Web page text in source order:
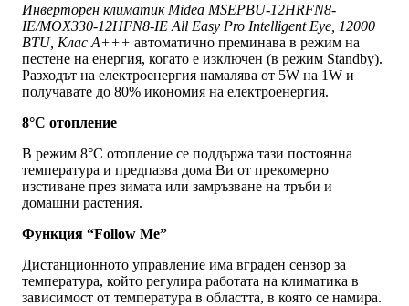
Инверторен климатик Midea MSEPBU-12HRFN8-
IE/MOX330-12HFN8-IE All Easy Pro Intelligent Eye, 12000
BTU, Клас A+++ автоматично преминава в режим на
пестене на енергия, когато е изключен (в режим Standby).
Разходът на електроенергия намалява от 5W на 1W и
получавате до 80% икономия на електроенергия.
8°C отопление
В режим 8°C отопление се поддържа тази постоянна
температура и предпазва дома Ви от прекомерно
изстиване през зимата или замръзване на тръби и
домашни растения.
Функция “Follow Me”
Дистанционното управление има вграден сензор за
температура, който регулира работата на климатика в
зависимост от температура в областта, в която се намира.